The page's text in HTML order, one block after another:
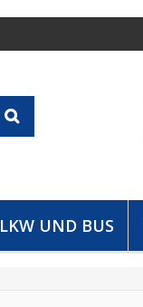
LKW UND BUS